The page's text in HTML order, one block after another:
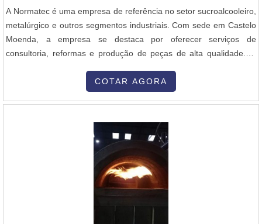
A Normatec é uma empresa de referência no setor sucroalcooleiro,
metalúrgico e outros segmentos industriais. Com sede em Castelo
Moenda, a empresa se destaca por oferecer serviços de
consultoria, reformas e produção de peças de alta qualidade.No
soluções para usinas de açúcar e álcool, oferecendo consultoria
também realiza reformas em equipamentos e maquinários
utilizados nesse segmento, garantindo a sua durabilidade e
desempenho.No segmento metalúrgico, a Normatec é reconhecida
pela produção de peças de alta precisão e qualidade, utilizadas em
diversos setores industriais. A empresa conta com uma equipe
garantindo a excelência em seus produtos.Além disso, a Normatec
COTAR AGORA